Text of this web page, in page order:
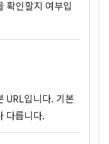
확인할지 여부입
URL입니다. 기본
다릅니다.